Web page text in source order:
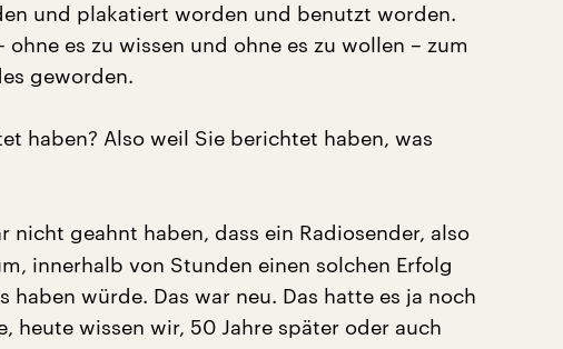
und plakatiert worden und benutzt worden.
ohne es zu wissen und ohne es zu wollen – zum
geworden.
haben? Also weil Sie berichtet haben, was
nicht geahnt haben, dass ein Radiosender, also
innerhalb von Stunden einen solchen Erfolg
haben würde. Das war neu. Das hatte es ja noch
heute wissen wir, 50 Jahre später oder auch